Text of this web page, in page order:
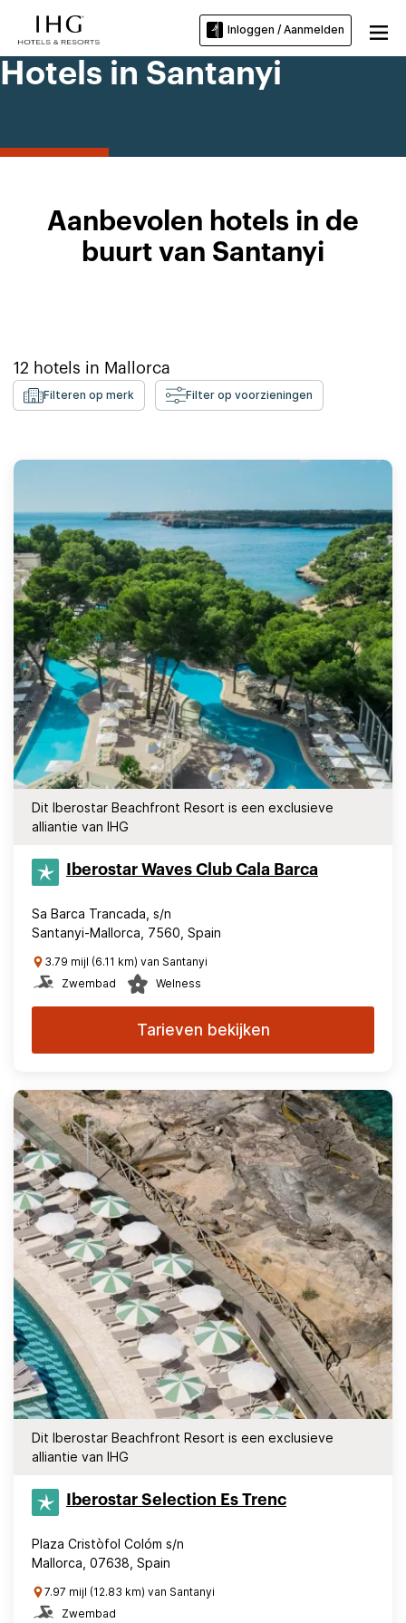
Inloggen / Aanmelden
Hotels in Santanyi
Aanbevolen hotels in de
buurt van Santanyi
12 hotels in Mallorca
Filteren op merk Filter op voorzieningen
Dit Iberostar Beachfront Resort is een exclusieve
alliantie van IHG
Iberostar Waves Club Cala Barca
Sa Barca Trancada, s/n
Santanyi-Mallorca, 7560, Spain
3.79 mijl (6.11 km) van Santanyi
Zwembad
Welness
Tarieven bekijken
Dit Iberostar Beachfront Resort is een exclusieve
alliantie van IHG
Iberostar Selection​ Es Trenc
Plaza Cristòfol Colóm s/n
Mallorca, 07638, Spain
7.97 mijl (12.83 km) van Santanyi
Zwembad